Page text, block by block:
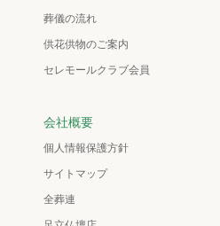
葬儀の流れ
供花供物のご案内
セレモールクラブ会員
会社概要
個人情報保護方針
サイトマップ
全葬連